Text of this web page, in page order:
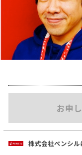
お申
株式会社ペンシル